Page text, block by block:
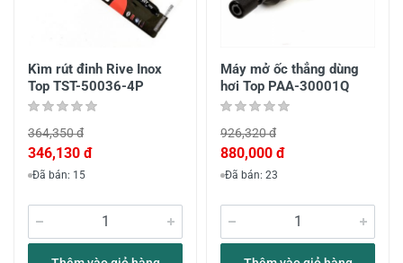
Kìm rút đinh Rive Inox
Top TST-50036-4P
364,350 đ
346,130 đ
Đã bán: 15
Máy mở ốc thẳng dùng
hơi Top PAA-30001Q
926,320 đ
880,000 đ
Đã bán: 23